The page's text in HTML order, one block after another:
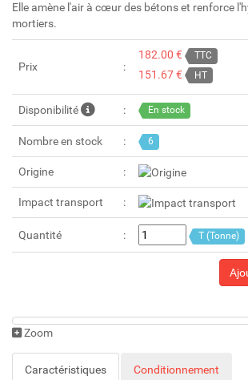
Elle amène l'air à cœur des bétons et renforce
mortiers.
Prix
182.00 € TTC
151.67 € HT
Disponibilité En stock
Nombre en stock 6
Origine
Impact transport
Quantité T (Tonne)
Zoom
Caractéristiques Conditionnement